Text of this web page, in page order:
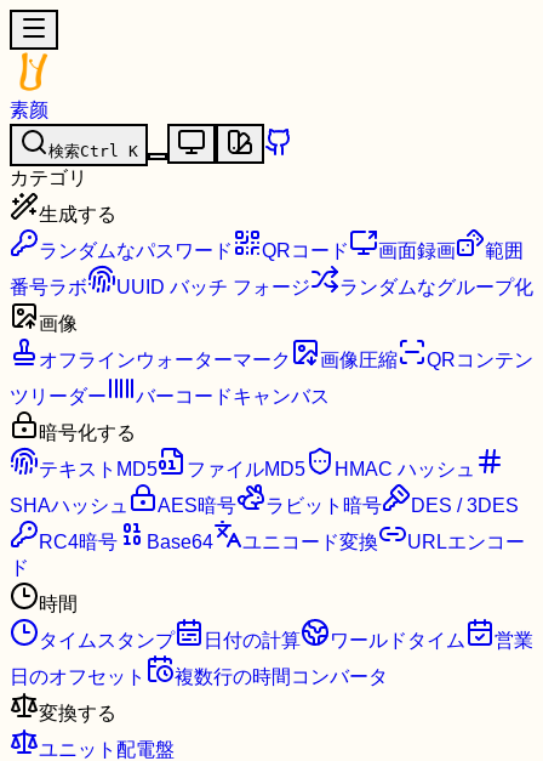
素颜
検索Ctrl K
カテゴリ
生成する
ランダムなパスワード
QRコード 画面録画
範囲
番号ラボ
UUID バッチ フォージ
ランダムなグループ化
画像
オフラインウォーターマーク
画像圧縮
QRコンテン
ツリーダー
バーコードキャンバス
暗号化する
テキストMD5
ファイルMD5
HMAC ハッシュ
SHAハッシュ
AES暗号 ラビット暗号
DES / 3DES
RC4暗号
Base64 ユニコード変換
URLエンコー
ド
時間
タイムスタンプ
日付の計算 ワールドタイム
営業
日のオフセット
複数行の時間コンバータ
変換する
ユニット配電盤